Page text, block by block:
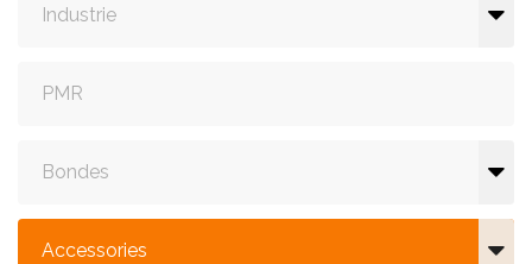
Industrie
PMR
Bondes
Accessories